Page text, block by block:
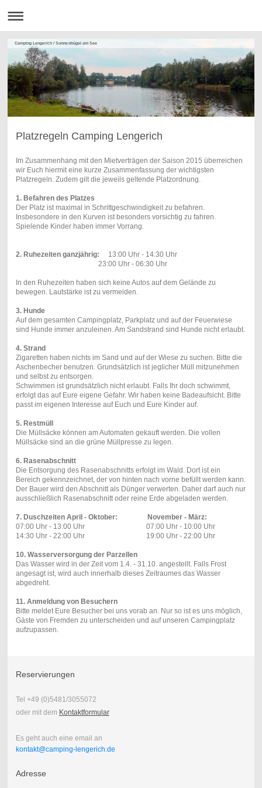
Camping Lengerich / Sonnenhügel am See
Platzregeln Camping Lengerich
Im Zusammenhang mit den Mietverträgen der Saison 2015 überreichen
wir Euch hiermit eine kurze Zusammenfassung der wichtigsten
Platzregeln. Zudem gilt die jeweils geltende Platzordnung.
1. Befahren des Platzes
Der Platz ist maximal in Schrittgeschwindigkeit zu befahren.
Insbesondere in den Kurven ist besonders vorsichtig zu fahren.
Spielende Kinder haben immer Vorrang.
2. Ruhezeiten ganzjährig: 13:00 Uhr - 14:30 Uhr
23:00 Uhr - 06:30 Uhr
In den Ruhezeiten haben sich keine Autos auf dem Gelände zu
bewegen. Lautstärke ist zu vermeiden.
3. Hunde
Auf dem gesamten Campingplatz, Parkplatz und auf der Feuerwiese
sind Hunde immer anzuleinen. Am Sandstrand sind Hunde nicht erlaubt.
4. Strand
Zigaretten haben nichts im Sand und auf der Wiese zu suchen. Bitte die
Aschenbecher benutzen. Grundsätzlich ist jeglicher Müll mitzunehmen
und selbst zu entsorgen.
Schwimmen ist grundsätzlich nicht erlaubt. Falls Ihr doch schwimmt,
erfolgt das auf Eure eigene Gefahr. Wir haben keine Badeaufsicht. Bitte
passt im eigenen Interesse auf Euch und Eure Kinder auf.
5. Restmüll
Die Müllsäcke können am Automaten gekauft werden. Die vollen
Müllsäcke sind an die grüne Müllpresse zu legen.
6. Rasenabschnitt
Die Entsorgung des Rasenabschnitts erfolgt im Wald. Dort ist ein
Bereich gekennzeichnet, der von hinten nach vorne befüllt werden kann.
Der Bauer wird den Abschnitt als Dünger verwerten. Daher darf auch nur
ausschließlich Rasenabschnitt oder reine Erde abgeladen werden.
7. Duschzeiten April - Oktober: November - März:
07:00 Uhr - 13:00 Uhr 07:00 Uhr - 10:00 Uhr
14:30 Uhr - 22:00 Uhr 19:00 Uhr - 22:00 Uhr
10. Wasserversorgung der Parzellen
Das Wasser wird in der Zeit vom 1.4. - 31.10. angestellt. Falls Frost
angesagt ist, wird auch innerhalb dieses Zeitraumes das Wasser
abgedreht.
11. Anmeldung von Besuchern
Bitte meldet Eure Besucher bei uns vorab an. Nur so ist es uns möglich,
Gäste von Fremden zu unterscheiden und auf unseren Campingplatz
aufzupassen.
Reservierungen
Tel +49 (0)5481/3055072
oder mit dem Kontaktformular
Es geht auch eine email an
kontakt@camping-lengerich.de
Adresse